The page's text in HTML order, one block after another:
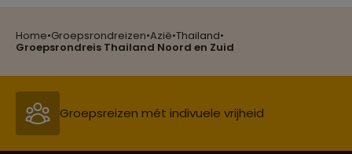
Home•Groepsrondreizen•Azië•Thailand•
Groepsrondreis Thailand Noord en Zuid
Reizen met oog voor mens, cultuur en milieu
Groepsreizen mét indivuele vrijheid